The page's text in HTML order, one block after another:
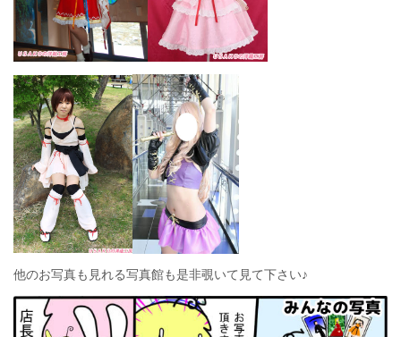
他のお写真も見れる写真館も是非覗いて見て下さい♪